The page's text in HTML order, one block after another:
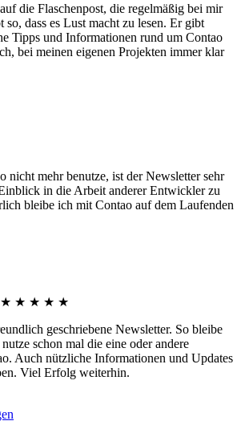
die Flaschenpost, die regelmäßig bei mir
so, dass es Lust macht zu lesen. Er gibt
Tipps und Informationen rund um Contao
bei meinen eigenen Projekten immer klar
nicht mehr benutze, ist der Newsletter sehr
in die Arbeit anderer Entwickler zu
bleibe ich mit Contao auf dem Laufenden
★ ★ ★ ★ ★
geschriebene Newsletter. So bleibe
schon mal die eine oder andere
Auch nützliche Informationen und Updates
Viel Erfolg weiterhin.